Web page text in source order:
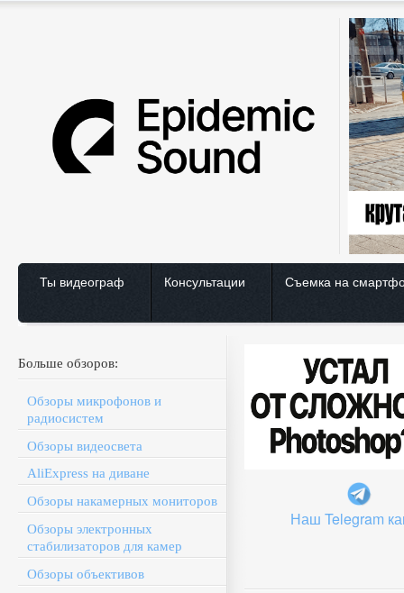
Ты видеограф Консультации Съемка на
Больше обзоров:
Обзоры микрофонов и
радиосистем
Обзоры видеосвета
AliExpress на диване
Обзоры накамерных мониторов
Обзоры электронных
стабилизаторов для камер
Обзоры объективов
Наш Telegram